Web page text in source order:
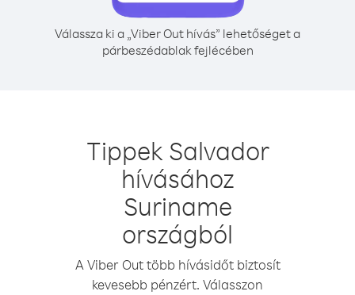
Válassza ki a „Viber Out hívás” lehetőséget a
párbeszédablak fejlécében
Tippek Salvador
hívásához
Suriname
országból
A Viber Out több hívásidőt biztosít
kevesebb pénzért. Válasszon